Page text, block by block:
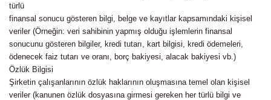
türlü
finansal sonucu gösteren bilgi, belge ve kayıtlar kapsamındaki kişisel
veriler (Örneğin: veri sahibinin yapmış olduğu işlemlerin finansal
sonucunu gösteren bilgiler, kredi tutarı, kart bilgisi, kredi ödemeleri,
ödenecek faiz tutarı ve oranı, borç bakiyesi, alacak bakiyesi vb.)
Özlük Bilgisi
Şirketin çalışanlarının özlük haklarının oluşmasına temel olan kişisel
veriler (kanunen özlük dosyasına girmesi gereken her türlü bilgi ve